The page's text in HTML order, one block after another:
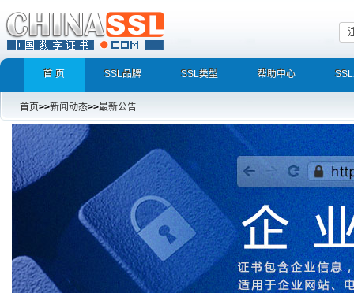
首 页 SSL品牌 SSL类型 帮助中心
首页>>新闻动态>>最新公告